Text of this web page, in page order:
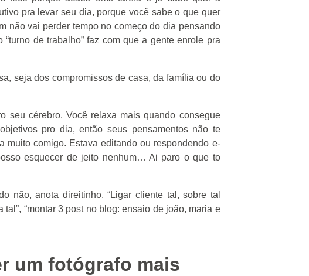
pra levar seu dia, porque você sabe o que quer
não vai perder tempo no começo do dia pensando
de trabalho” faz com que a gente enrole pra
seja dos compromissos de casa, da família ou do
seu cérebro. Você relaxa mais quando consegue
pro dia, então seus pensamentos não te
muito comigo. Estava editando ou respondendo e-
esquecer de jeito nenhum… Ai paro o que to
não, anota direitinho. “Ligar cliente tal, sobre tal
“montar 3 post no blog: ensaio de joão, maria e
um fotógrafo mais